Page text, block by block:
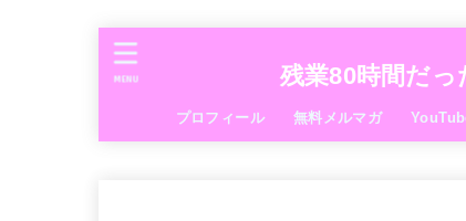
残業80時間だ
プロフィール 無料メルマガ
MENU